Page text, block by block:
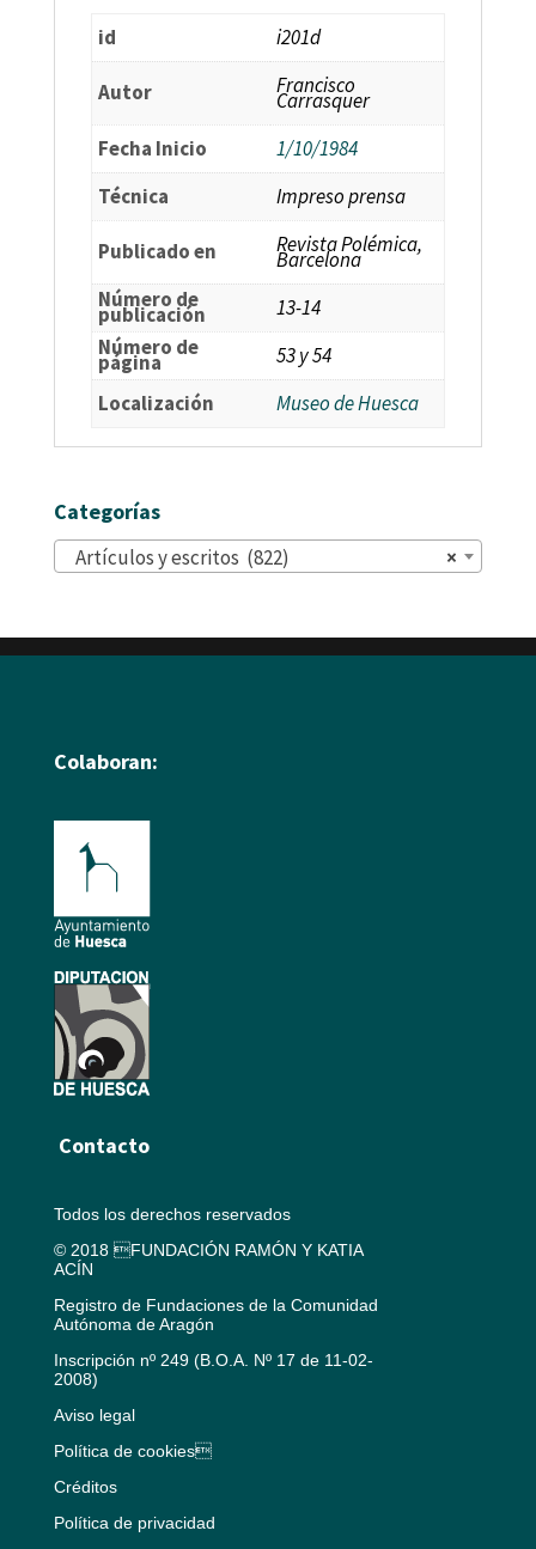
id i201d
Autor Francisco
Carrasquer
Fecha Inicio
1/10/1984
Técnica
Impreso prensa
Publicado en Revista Polémica,
Barcelona
Número de
publicación
13-14
Número de
página
53 y 54
Localización
Museo de Huesca
Categorías
×
Artículos y escritos (822)
Colaboran:
Contacto
Todos los derechos reservados
© 2018 FUNDACIÓN RAMÓN Y KATIA
ACÍN
Registro de Fundaciones de la Comunidad
Autónoma de Aragón
Inscripción nº 249 (B.O.A. Nº 17 de 11-02-
2008)
Aviso legal
Política de cookies
Créditos
Política de privacidad